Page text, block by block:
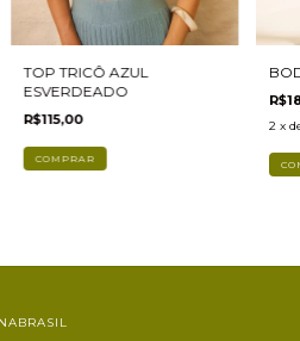
TOP TRICÔ AZUL
ESVERDEADO
R$115,00
COMPRAR
2 x